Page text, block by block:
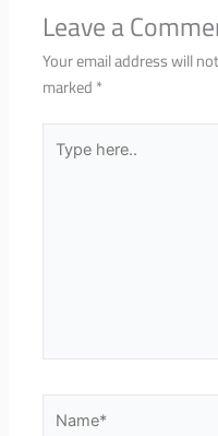
Leave a
Your email address will
marked*
Type
here..